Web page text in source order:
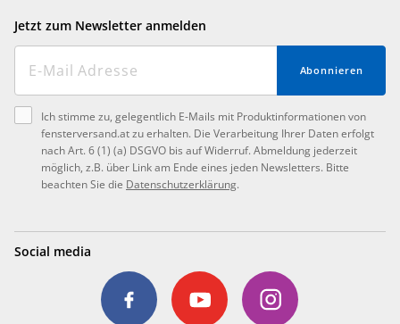
Jetzt zum Newsletter anmelden
Abonnieren
Ich stimme zu, gelegentlich E-Mails mit Produktinformationen von
fensterversand.at zu erhalten. Die Verarbeitung Ihrer Daten erfolgt
nach Art. 6 (1) (a) DSGVO bis auf Widerruf. Abmeldung jederzeit
möglich, z.B. über Link am Ende eines jeden Newsletters. Bitte
beachten Sie die Datenschutzerklärung.
Social media